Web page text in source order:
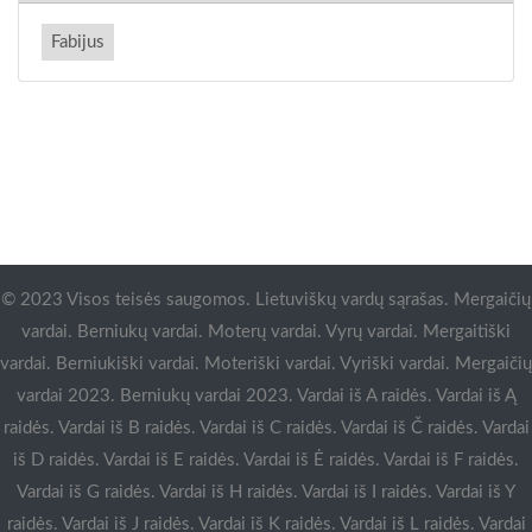
Fabijus
© 2023 Visos teisės saugomos. Lietuviškų vardų sąrašas. Mergaičių
vardai. Berniukų vardai. Moterų vardai. Vyrų vardai. Mergaitiški
vardai. Berniukiški vardai. Moteriški vardai. Vyriški vardai. Mergaičių
vardai 2023. Berniukų vardai 2023. Vardai iš A raidės. Vardai iš Ą
raidės. Vardai iš B raidės. Vardai iš C raidės. Vardai iš Č raidės. Vardai
iš D raidės. Vardai iš E raidės. Vardai iš Ė raidės. Vardai iš F raidės.
Vardai iš G raidės. Vardai iš H raidės. Vardai iš I raidės. Vardai iš Y
raidės. Vardai iš J raidės. Vardai iš K raidės. Vardai iš L raidės. Vardai